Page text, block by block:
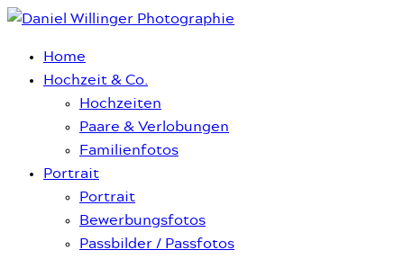
Home
Hochzeit & Co.
Hochzeiten
Paare & Verlobungen
Familienfotos
Portrait
Portrait
Bewerbungsfotos
Passbilder / Passfotos